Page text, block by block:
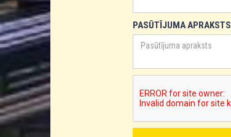
PASŪTĪJUMA APRAKSTS